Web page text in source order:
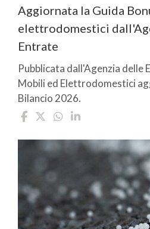
Aggiornata la Guida
elettrodomestici
Entrate
Pubblicata dall'Agenzia delle
Mobili ed Elettrodomestici
Bilancio 2026.